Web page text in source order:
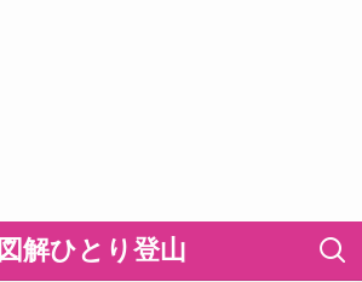
図解ひとり登山